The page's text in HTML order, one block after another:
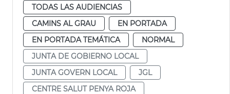
TODAS LAS AUDIENCIAS
CAMINS AL GRAU
EN PORTADA
EN PORTADA TEMÁTICA
NORMAL
JUNTA DE GOBIERNO LOCAL
JUNTA GOVERN LOCAL
JGL
CENTRE SALUT PENYA ROJA